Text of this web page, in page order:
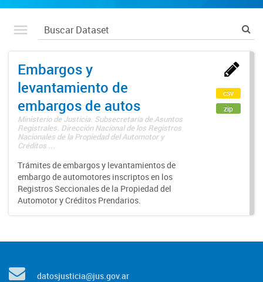
Embargos y
levantamiento de
embargos de autos
Ministerio de Justicia. Subsecretaría de Asuntos
Registrales. Dirección Nacional de los Registros
Nacionales de la Propiedad del Automotor y
Créditos ...
Trámites de embargos y levantamientos de
embargo de automotores inscriptos en los
Registros Seccionales de la Propiedad del
Automotor y Créditos Prendarios.
csv
zip
datosjusticia@jus.gov.ar